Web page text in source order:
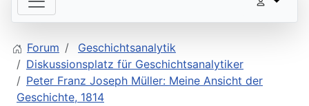
Forum
Geschichtsanalytik
Diskussionsplatz für Geschichtsanalytiker
Peter Franz Joseph Müller: Meine Ansicht der
Geschichte, 1814